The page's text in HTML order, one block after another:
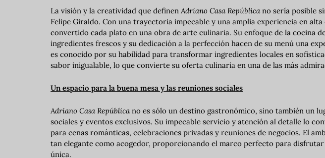
La visión y la creatividad que definen Adriano Casa República no sería posible
Felipe Giraldo. Con una trayectoria impecable y una amplia experiencia en
convertido cada plato en una obra de arte culinaria. Su enfoque de la cocina
ingredientes frescos y su dedicación a la perfección hacen de su menú una
es conocido por su habilidad para transformar ingredientes locales en
sabor inigualable, lo que convierte su oferta culinaria en una de las más
Un espacio para la buena mesa y las reuniones sociales
Adriano Casa República no es sólo un destino gastronómico, sino también un
sociales y eventos exclusivos. Su impecable servicio y atención al detalle lo
para cenas románticas, celebraciones privadas y reuniones de negocios. El
tan elegante como acogedor, proporcionando el marco perfecto para
única.